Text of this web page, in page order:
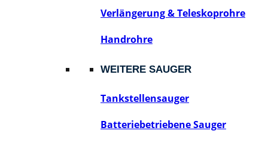
Verlängerung & Teleskoprohre
Handrohre
WEITERE SAUGER
Tankstellensauger
Batteriebetriebene Sauger